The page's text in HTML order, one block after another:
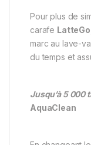
Pour plus de
carafe LatteGo
marc au lave-
du temps et
Jusqu’à 5 000
AquaClean